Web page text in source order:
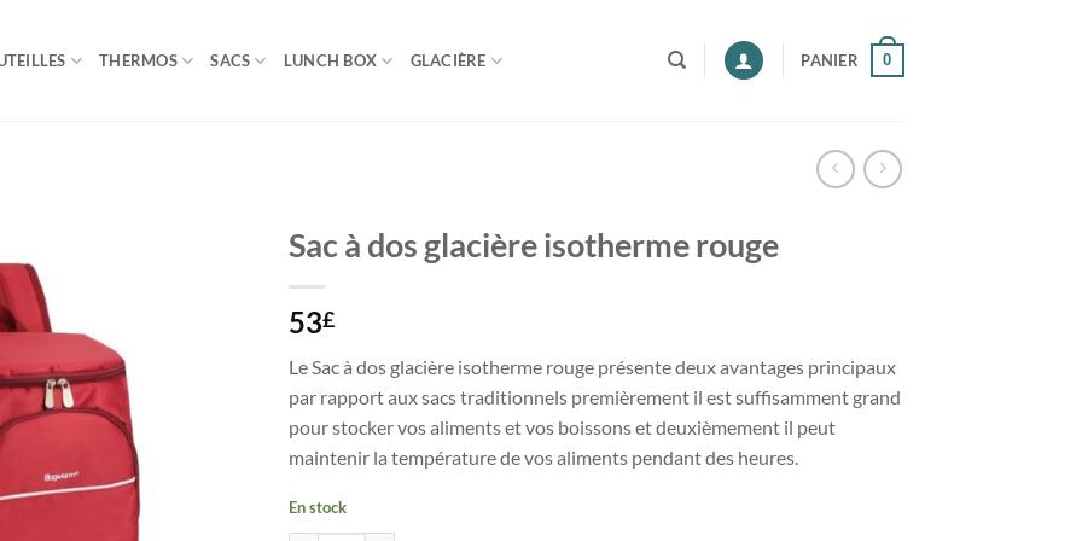
THERMOS SACS LUNCH BOX GLACIÈRE PANIER 0
Sac à dos glacière isotherme rouge
53£
Le Sac à dos glacière isotherme rouge présente deux avantages principaux
par rapport aux sacs traditionnels premièrement il est suffisamment grand
pour stocker vos aliments et vos boissons et deuxièmement il peut
maintenir la température de vos aliments pendant des heures.
En stock